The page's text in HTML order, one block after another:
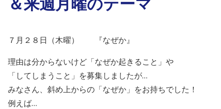
７月２８日（木曜） 『なぜか』
理由は分からないけど「なぜか起きること」や
「してしまうこと」を募集しましたが…
みなさん、斜め上からの「なぜか」をお持ちでした！
例えば…